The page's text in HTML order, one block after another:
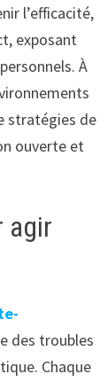
l’efficacité,
exposant
À
stratégies de
ouverte et
agir
des troubles
Chaque